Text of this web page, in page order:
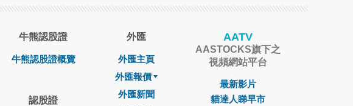
牛熊認股證
牛熊認股證概覽
認股證
外匯
外匯主頁
外匯報價
外匯新聞
AATV
AASTOCKS旗下之
視頻網站平台
最新影片
貓達人睇早市